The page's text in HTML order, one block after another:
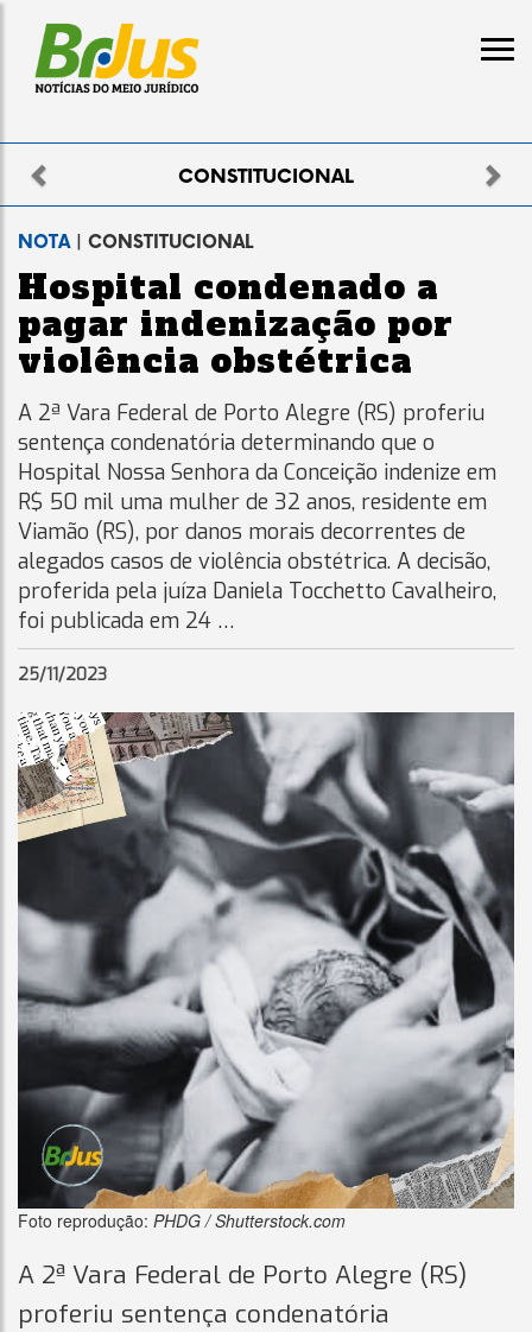
ELEITORAL
Previous
NOTA| CONSTITUCIONAL
Hospital condenado a
pagar indenização por
violência obstétrica
A 2ª Vara Federal de Porto Alegre (RS) proferiu
sentença condenatória determinando que o
Hospital Nossa Senhora da Conceição indenize em
R$ 50 mil uma mulher de 32 anos, residente em
Viamão (RS), por danos morais decorrentes de
alegados casos de violência obstétrica. A decisão,
proferida pela juíza Daniela Tocchetto Cavalheiro,
foi publicada em 24 …
25/11/2023
Foto reprodução: PHDG / Shutterstock.com
A 2ª Vara Federal de Porto Alegre (RS)
proferiu sentença condenatória